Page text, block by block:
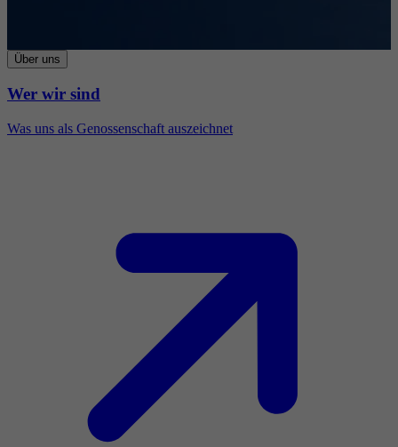
Über uns
Wer wir sind
Was uns als Genossenschaft auszeichnet